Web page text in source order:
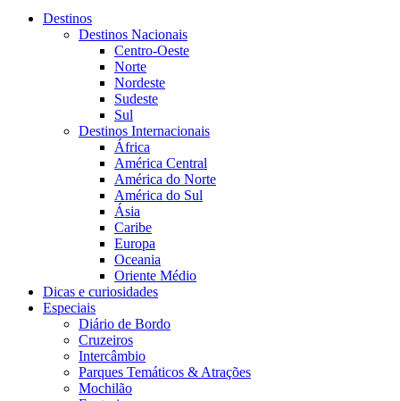
Destinos
Destinos Nacionais
Centro-Oeste
Norte
Nordeste
Sudeste
Sul
Destinos Internacionais
África
América Central
América do Norte
América do Sul
Ásia
Caribe
Europa
Oceania
Oriente Médio
Dicas e curiosidades
Especiais
Diário de Bordo
Cruzeiros
Intercâmbio
Parques Temáticos & Atrações
Mochilão